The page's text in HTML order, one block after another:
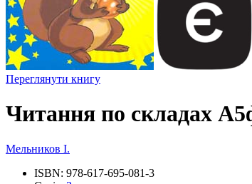
Переглянути книгу
Читання по складах
Мельников І.
ISBN: 978-617-695-081-3